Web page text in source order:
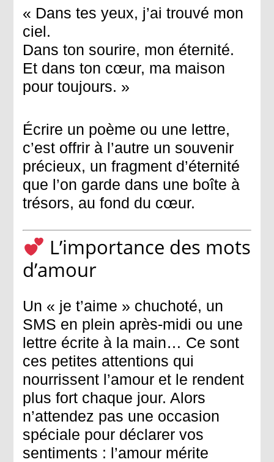
« Dans tes yeux, j’ai trouvé mon
ciel.
Dans ton sourire, mon éternité.
Et dans ton cœur, ma maison
pour toujours. »
Écrire un poème ou une lettre,
c’est offrir à l’autre un souvenir
précieux, un fragment d’éternité
que l’on garde dans une boîte à
trésors, au fond du cœur.
L’importance des mots
d’amour
Un « je t’aime » chuchoté, un
SMS en plein après-midi ou une
lettre écrite à la main… Ce sont
ces petites attentions qui
nourrissent l’amour et le rendent
plus fort chaque jour. Alors
n’attendez pas une occasion
spéciale pour déclarer vos
sentiments : l’amour mérite